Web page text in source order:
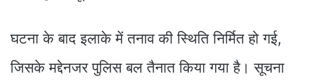
घटना के बाद इलाके में तनाव की स्थिति निर्मित हो गई,
जिसके मद्देनजर पुलिस बल तैनात किया गया है। सूचना